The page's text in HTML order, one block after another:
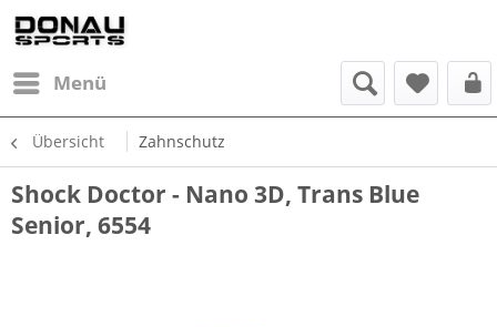
Menü
Übersicht Zahnschutz
Shock Doctor - Nano 3D, Trans Blue
Senior, 6554